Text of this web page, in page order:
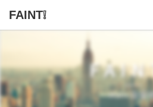
FAINT❕
Malic自留地